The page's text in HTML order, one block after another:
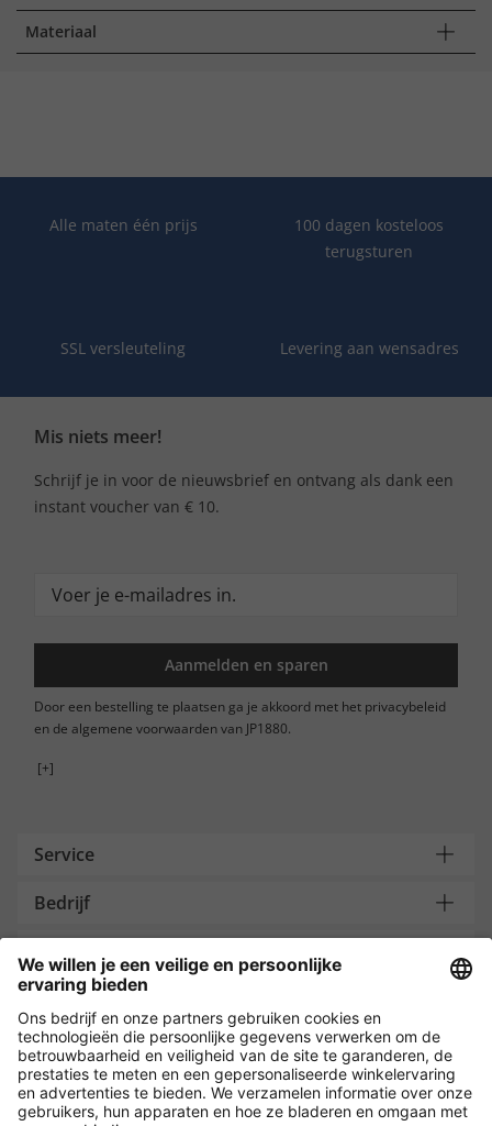
Materiaal
Alle maten één prijs
100 dagen kosteloos
terugsturen
SSL versleuteling Levering aan wensadres
Mis niets meer!
Schrijf je in voor de nieuwsbrief en ontvang als dank een
instant voucher van € 10.
Aanmelden en sparen
Door een bestelling te plaatsen ga je akkoord met het privacybeleid
en de algemene voorwaarden van JP1880.
[+]
Service
Bedrijf
Payment and Delivery
Versleuteling met